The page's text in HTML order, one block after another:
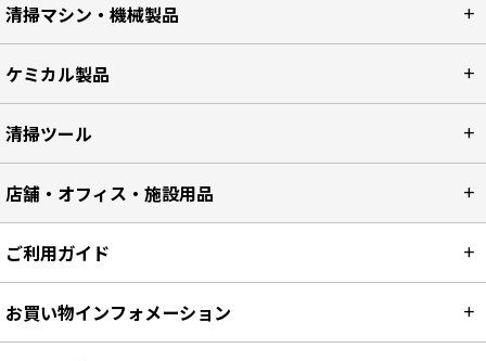
清掃マシン・機械製品
ケミカル製品
清掃ツール
店舗・オフィス・施設用品
ご利用ガイド
お買い物インフォメーション